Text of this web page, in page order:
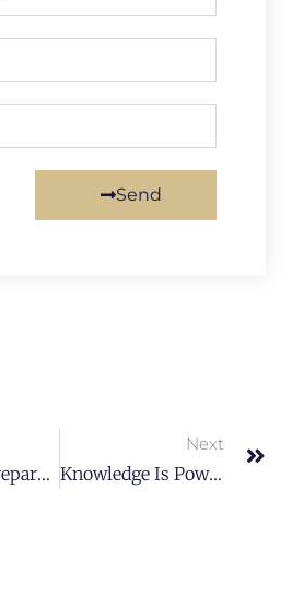
Send
Always Be Prepared And Know What The Purpose Is.
Next
Knowledge Is Power. Read Books To Get Smart.